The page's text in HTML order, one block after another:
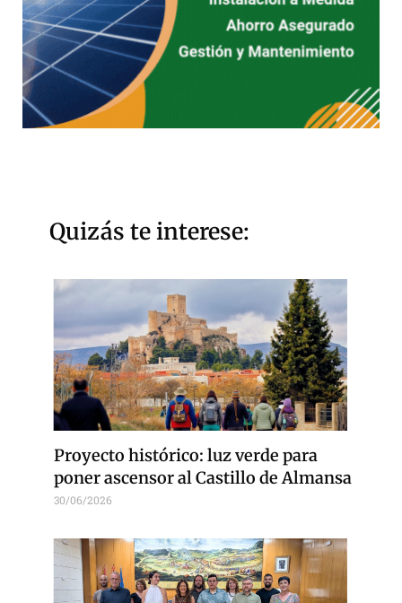
Quizás te interese:
Proyecto histórico: luz verde para
poner ascensor al Castillo de Almansa
30/06/2026